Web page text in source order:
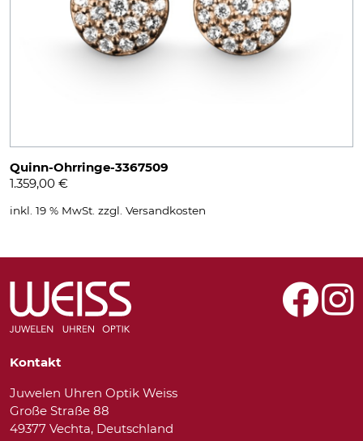
Quinn-Ohrringe-3367509
1.359,00 €
inkl. 19 % MwSt. zzgl. Versandkosten
Kontakt
Juwelen Uhren Optik Weiss
Große Straße 88
49377 Vechta, Deutschland